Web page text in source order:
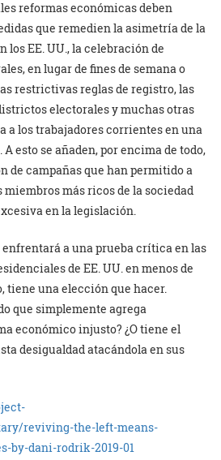
reformas económicas deben
que remedien la asimetría de la
EE. UU., la celebración de
en lugar de fines de semana o
restrictivas reglas de registro, las
electorales y muchas otras
a los trabajadores corrientes en una
esto se añaden, por encima de todo,
de campañas que han permitido a
miembros más ricos de la sociedad
en la legislación.
a una prueba crítica en las
de EE. UU. en menos de
tiene una elección que hacer.
que simplemente agrega
económico injusto? ¿O tiene el
desigualdad atacándola en sus
reviving-the-left-means-
by-dani-rodrik-2019-01